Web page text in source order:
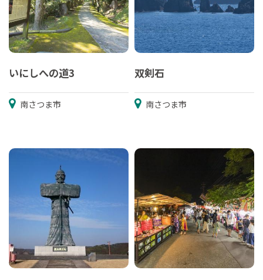
いにしへの道3
南さつま市
双剣石
南さつま市